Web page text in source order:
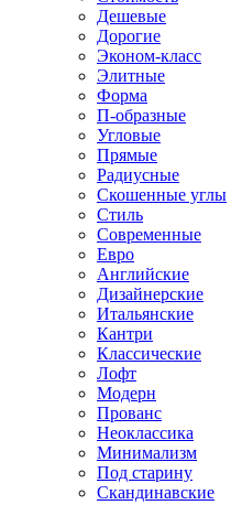
Дешевые
Дорогие
Эконом-класс
Элитные
Форма
П-образные
Угловые
Прямые
Радиусные
Скошенные углы
Стиль
Современные
Евро
Английские
Дизайнерские
Итальянские
Кантри
Классические
Лофт
Модерн
Прованс
Неоклассика
Минимализм
Под старину
Скандинавские